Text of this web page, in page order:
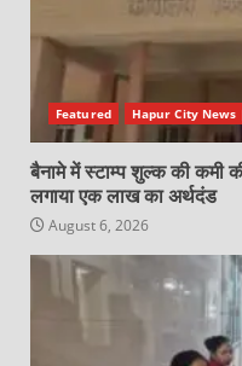
Featured Hapur City News
बैनामे में स्टाम्प शुल्क की कमी
लगाया एक लाख का अर्थदंड
August 6, 2026